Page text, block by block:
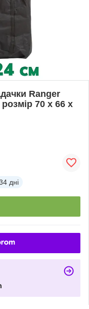
Ranger
70 х 66 х
дні